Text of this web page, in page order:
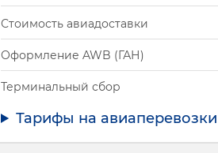
Стоимость авиадоставки
Оформление AWB (ГАН)
Терминальный сбор
Тарифы на